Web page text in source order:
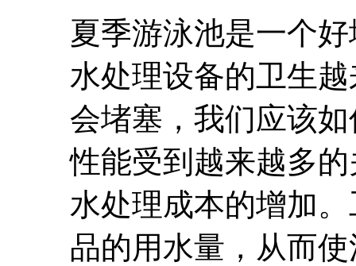
夏季游泳池是一个
水处理设备的卫生
会堵塞，我们应该
性能受到越来越多
水处理成本的增加
品的用水量，从而